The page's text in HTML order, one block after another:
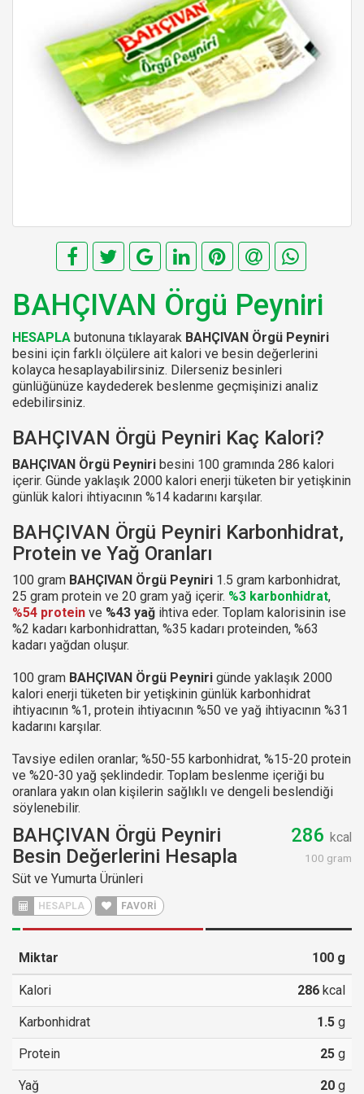
BAHÇIVAN Örgü Peyniri
HESAPLA butonuna tıklayarak BAHÇIVAN Örgü Peyniri
besini için farklı ölçülere ait kalori ve besin değerlerini
kolayca hesaplayabilirsiniz. Dilerseniz besinleri
günlüğünüze kaydederek beslenme geçmişinizi analiz
edebilirsiniz.
BAHÇIVAN Örgü Peyniri Kaç Kalori?
BAHÇIVAN Örgü Peyniri besini 100 gramında 286 kalori
içerir. Günde yaklaşık 2000 kalori enerji tüketen bir yetişkinin
günlük kalori ihtiyacının %14 kadarını karşılar.
BAHÇIVAN Örgü Peyniri Karbonhidrat,
Protein ve Yağ Oranları
100 gram BAHÇIVAN Örgü Peyniri 1.5 gram karbonhidrat,
25 gram protein ve 20 gram yağ içerir. %3 karbonhidrat,
%54 protein ve %43 yağ ihtiva eder. Toplam kalorisinin ise
%2 kadarı karbonhidrattan, %35 kadarı proteinden, %63
kadarı yağdan oluşur.
100 gram BAHÇIVAN Örgü Peyniri günde yaklaşık 2000
kalori enerji tüketen bir yetişkinin günlük karbonhidrat
ihtiyacının %1, protein ihtiyacının %50 ve yağ ihtiyacının %31
kadarını karşılar.
Tavsiye edilen oranlar; %50-55 karbonhidrat, %15-20 protein
ve %20-30 yağ şeklindedir. Toplam beslenme içeriği bu
oranlara yakın olan kişilerin sağlıklı ve dengeli beslendiği
söylenebilir.
BAHÇIVAN Örgü Peyniri
Besin Değerlerini Hesapla
Süt ve Yumurta Ürünleri
HESAPLA FAVORİ
286 kcal
100 gram
Miktar 100 g
Kalori 286 kcal
Karbonhidrat 1.5 g
Protein 25 g
Yağ 20 g